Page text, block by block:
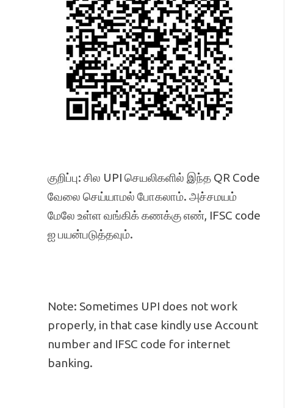
குறிப்பு: சில UPI செயலிகளில் இந்த QR Code
வேலை செய்யாமல் போகலாம். அச்சமயம்
மேலே உள்ள வங்கிக் கணக்கு எண், IFSC code
ஐ பயன்படுத்தவும்.
Note: Sometimes UPI does not work
properly, in that case kindly use Account
number and IFSC code for internet
banking.